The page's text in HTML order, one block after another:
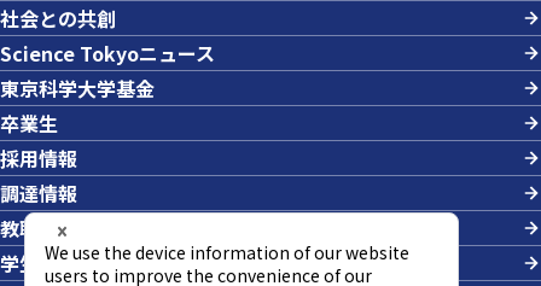
社会との共創
Science Tokyoニュース
東京科学大学基金
卒業生
採用情報
調達情報
教職員への業務依頼
学生の採用